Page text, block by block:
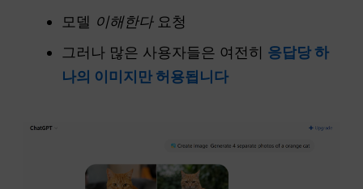
모델 이해한다요청
그러나 많은 사용자들은 여전히 응답당 하
나의 이미지만 허용됩니다